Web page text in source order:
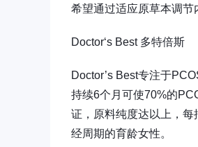
希望通过适应原草本调节
Doctor‘s Best 多特倍斯
Doctor’s Best专注于
持续6个月可使70%的
证，原料纯度达以上，每
经周期的育龄女性。